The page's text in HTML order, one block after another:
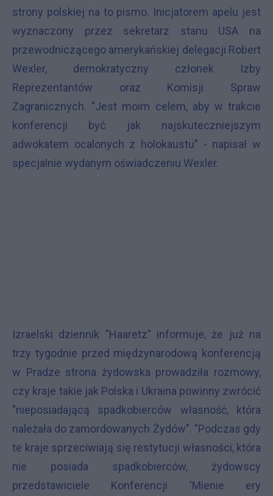
strony polskiej na to pismo. Inicjatorem apelu jest
wyznaczony przez sekretarz stanu USA na
przewodniczącego amerykańskiej delegacji Robert
Wexler, demokratyczny członek Izby
Reprezentantów oraz Komisji Spraw
Zagranicznych. "Jest moim celem, aby w trakcie
konferencji być jak najskuteczniejszym
adwokatem ocalonych z holokaustu" - napisał w
specjalnie wydanym oświadczeniu Wexler.
Izraelski dziennik "Haaretz" informuje, że już na
trzy tygodnie przed międzynarodową konferencją
w Pradze strona żydowska prowadziła rozmowy,
czy kraje takie jak Polska i Ukraina powinny zwrócić
"nieposiadającą spadkobierców własność, która
należała do zamordowanych Żydów". "Podczas gdy
te kraje sprzeciwiają się restytucji własności, która
nie posiada spadkobierców, żydowscy
przedstawiciele Konferencji 'Mienie ery